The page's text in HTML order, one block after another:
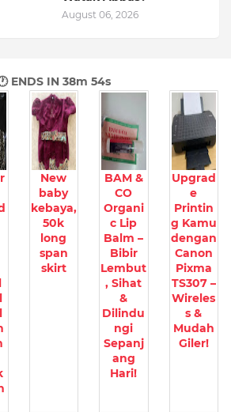
August 06, 2026
ENDS IN38m 53s
New
baby
kebaya,
50k
long
span
skirt
BAM &
CO
Organi
c Lip
Balm –
Bibir
Lembut
, Sihat
&
Dilindu
ngi
Sepanj
ang
Hari!
Upgrad
e
Printin
g Kamu
dengan
Canon
Pixma
TS307 –
Wireles
s &
Mudah
Giler!